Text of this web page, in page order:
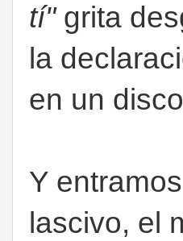
tí"grita
la
en un
Y
lascivo, el